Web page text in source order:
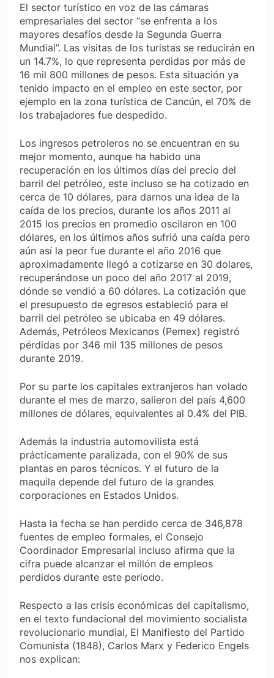
El sector turístico en voz de las cámaras
empresariales del sector “se enfrenta a los
mayores desafíos desde la Segunda Guerra
Mundial”. Las visitas de los turistas se reducirán en
un 14.7%, lo que representa perdidas por más de
16 mil 800 millones de pesos. Esta situación ya
tenido impacto en el empleo en este sector, por
ejemplo en la zona turística de Cancún, el 70% de
los trabajadores fue despedido.
Los ingresos petroleros no se encuentran en su
mejor momento, aunque ha habido una
recuperación en los últimos días del precio del
barril del petróleo, este incluso se ha cotizado en
cerca de 10 dólares, para darnos una idea de la
caída de los precios, durante los años 2011 al
2015 los precios en promedio oscilaron en 100
dólares, en los últimos años sufrió una caída pero
aún así la peor fue durante el año 2016 que
aproximadamente llegó a cotizarse en 30 dolares,
recuperándose un poco del año 2017 al 2019,
dónde se vendió a 60 dólares. La cotización que
el presupuesto de egresos estableció para el
barril del petróleo se ubicaba en 49 dólares.
Además, Petróleos Mexicanos (Pemex) registró
pérdidas por 346 mil 135 millones de pesos
durante 2019.
Por su parte los capitales extranjeros han volado
durante el mes de marzo, salieron del país 4,600
millones de dólares, equivalentes al 0.4% del PIB.
Además la industria automovilista está
prácticamente paralizada, con el 90% de sus
plantas en paros técnicos. Y el futuro de la
maquila depende del futuro de la grandes
corporaciones en Estados Unidos.
Hasta la fecha se han perdido cerca de 346,878
fuentes de empleo formales, el Consejo
Coordinador Empresarial incluso afirma que la
cifra puede alcanzar el millón de empleos
perdidos durante este periodo.
Respecto a las crisis económicas del capitalismo,
en el texto fundacional del movimiento socialista
revolucionario mundial, El Manifiesto del Partido
Comunista (1848), Carlos Marx y Federico Engels
nos explican: